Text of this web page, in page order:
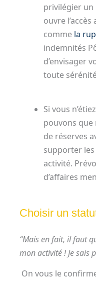
privilégier un
ouvre
comme la
indemnités
d’envisager
toute
Si vous
pouvons
de réserves
supporter
activité.
d’affaires
Choisir un
“Mais en fait, il faut
mon activité ! Je sais
On vous le